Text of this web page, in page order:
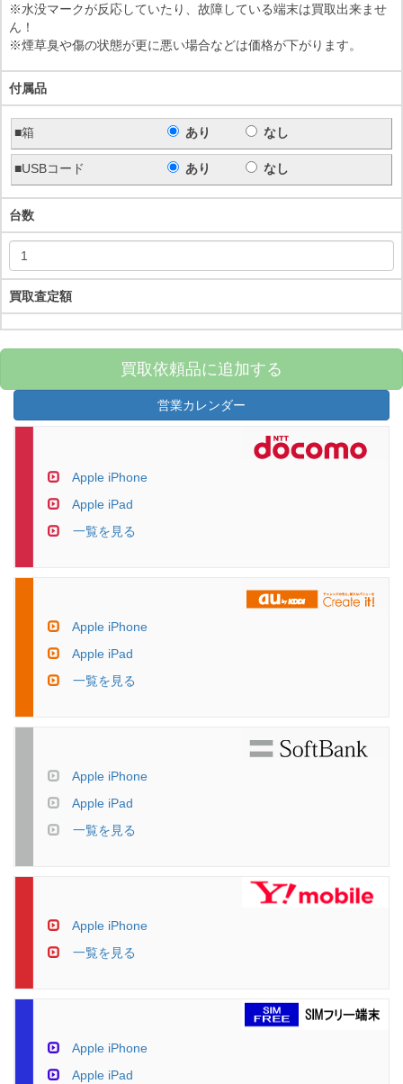
※水没マークが反応していたり、故障している端末は買取出来ませ
ん！
※煙草臭や傷の状態が更に悪い場合などは価格が下がります。
付属品
■箱 あり なし
■USBコード あり なし
台数
買取査定額
買取依頼品に追加する
営業カレンダー
Apple iPhone
Apple iPad
一覧を見る
Apple iPhone
Apple iPad
一覧を見る
Apple iPhone
Apple iPad
一覧を見る
Apple iPhone
一覧を見る
Apple iPhone
Apple iPad